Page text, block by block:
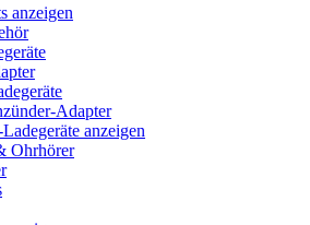
anzeigen
Adapter
anzeigen
Ohrhörer